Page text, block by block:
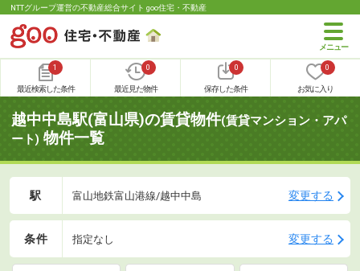
NTTグループ運営の不動産総合サイト goo住宅・不動産
1
最近検索した条件
0
最近見た物件
0
保存した条件
0
お気に入り
越中中島駅(富山県)の賃貸物件(賃貸マンション・アパ
ート) 物件一覧
駅 富山地鉄富山港線/越中中島 変更する
条件 指定なし 変更する